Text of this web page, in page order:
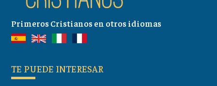
Primeros Cristianos en otros idiomas
TE PUEDE INTERESAR